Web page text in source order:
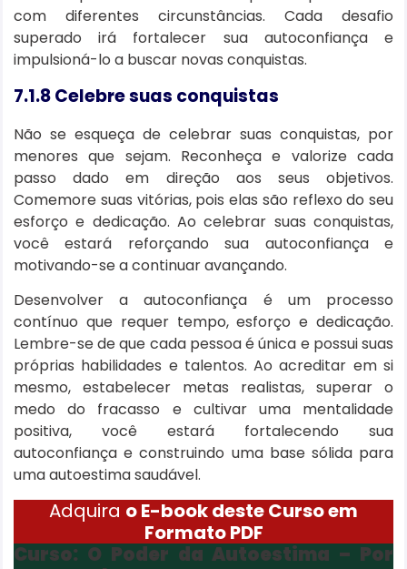
com diferentes circunstâncias. Cada desafio
superado irá fortalecer sua autoconfiança e
impulsioná-lo a buscar novas conquistas.
7.1.8 Celebre suas conquistas
Não se esqueça de celebrar suas conquistas, por
menores que sejam. Reconheça e valorize cada
passo dado em direção aos seus objetivos.
Comemore suas vitórias, pois elas são reflexo do seu
esforço e dedicação. Ao celebrar suas conquistas,
você estará reforçando sua autoconfiança e
motivando-se a continuar avançando.
Desenvolver a autoconfiança é um processo
contínuo que requer tempo, esforço e dedicação.
Lembre-se de que cada pessoa é única e possui suas
próprias habilidades e talentos. Ao acreditar em si
mesmo, estabelecer metas realistas, superar o
medo do fracasso e cultivar uma mentalidade
positiva, você estará fortalecendo sua
autoconfiança e construindo uma base sólida para
uma autoestima saudável.
Adquira o E-book deste Curso em
Formato PDF
Curso: O Poder da Autoestima – Por